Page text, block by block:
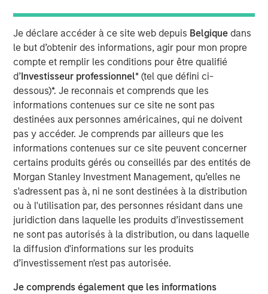
Je déclare accéder à ce site web depuis Belgique dans
le but d’obtenir des informations, agir pour mon propre
compte et remplir les conditions pour être qualifié
d’Investisseur professionnel* (tel que défini ci-
dessous)*. Je reconnais et comprends que les
informations contenues sur ce site ne sont pas
destinées aux personnes américaines, qui ne doivent
pas y accéder. Je comprends par ailleurs que les
informations contenues sur ce site peuvent concerner
certains produits gérés ou conseillés par des entités de
Morgan Stanley Investment Management, qu’elles ne
s'adressent pas à, ni ne sont destinées à la distribution
ou à l'utilisation par, des personnes résidant dans une
juridiction dans laquelle les produits d’investissement
ne sont pas autorisés à la distribution, ou dans laquelle
la diffusion d'informations sur les produits
d’investissement n'est pas autorisée.
Je comprends également que les informations
Mr. Xuan Wei, Chief Executive Officer of Tianhe, said, “We
are pleased to forge this strategic partnership with one of
Asia’s leading private equity investors. MSPE Asia brings
deep experience adding value to companies in China
coupled with industrials expertise and global resources,
and we look forward to working together to expand our
global market reach and increase cooperation with
overseas partners.”
Mr. Homer Sun added, “We are very excited to enter into a
long-term partnership with the outstanding management
team of this Chinese specialty chemicals champion that
has developed world class R&D capabilities. We expect to
closely collaborate to support Tianhe’s transition from a
domestic leader to a major global player in specialty
chemicals.”
About Tianhe Chemicals Group